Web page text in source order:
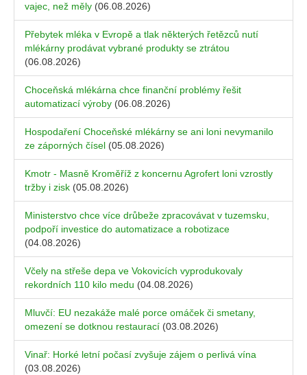
vajec, než měly (06.08.2026)
Přebytek mléka v Evropě a tlak některých řetězců nutí
mlékárny prodávat vybrané produkty se ztrátou
(06.08.2026)
Choceňská mlékárna chce finanční problémy řešit
automatizací výroby (06.08.2026)
Hospodaření Choceňské mlékárny se ani loni nevymanilo
ze záporných čísel (05.08.2026)
Kmotr - Masně Kroměříž z koncernu Agrofert loni vzrostly
tržby i zisk (05.08.2026)
Ministerstvo chce více drůbeže zpracovávat v tuzemsku,
podpoří investice do automatizace a robotizace
(04.08.2026)
Včely na střeše depa ve Vokovicích vyprodukovaly
rekordních 110 kilo medu (04.08.2026)
Mluvčí: EU nezakáže malé porce omáček či smetany,
omezení se dotknou restaurací (03.08.2026)
Vinař: Horké letní počasí zvyšuje zájem o perlivá vína
(03.08.2026)